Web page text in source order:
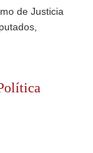
de Justicia